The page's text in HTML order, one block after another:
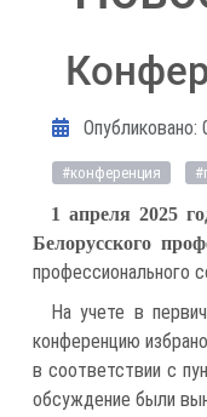
Информация о
Опубликовано:
#конференция
1 апреля 2025
Белорусского
профессионального
На учете в
конференцию
в соответствии с
обсуждение были